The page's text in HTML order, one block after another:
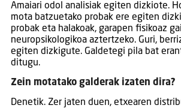
Amaiari odol analisiak egiten dizkiote.
mota batzuetako probak ere egiten
probak eta halakoak, garapen fisikoaz
neuropsikologikoa aztertzeko. Guri,
egiten dizkigute. Galdetegi pila bat
ditugu.
Zein motatako galderak izaten dira?
Denetik. Zer jaten duen, etxearen